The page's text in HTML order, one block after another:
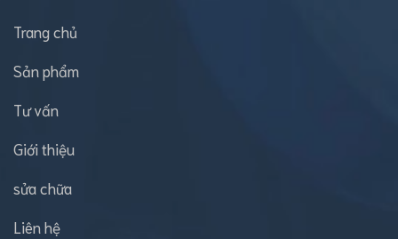
Trang chủ
Sản phẩm
Tư vấn
Giới thiệu
sửa chữa
Liên hệ